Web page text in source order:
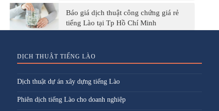
Báo giá dịch thuật công chứng giá rẻ
tiếng Lào tại Tp Hồ Chí Minh
DỊCH THUẬT TIẾNG LÀO
Dịch thuật dự án xây dựng tiếng Lào
Phiên dịch tiếng Lào cho doanh nghiệp